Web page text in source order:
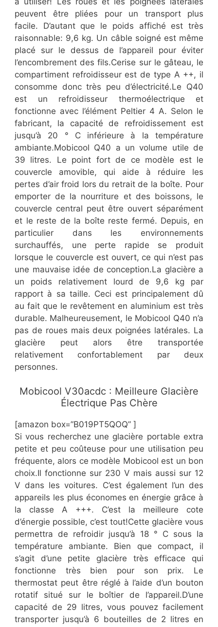
peuvent être pliées pour un transport plus
facile. D’autant que le poids affiché est très
raisonnable: 9,6 kg. Un câble soigné est même
placé sur le dessus de l’appareil pour éviter
l’encombrement des fils.Cerise sur le gâteau, le
compartiment refroidisseur est de type A ++, il
consomme donc très peu d’électricité.Le Q40
est un refroidisseur thermoélectrique et
fonctionne avec l’élément Peltier 4 A. Selon le
fabricant, la capacité de refroidissement est
jusqu’à 20 ° C inférieure à la température
ambiante.Mobicool Q40 a un volume utile de
39 litres. Le point fort de ce modèle est le
couvercle amovible, qui aide à réduire les
pertes d’air froid lors du retrait de la boîte. Pour
emporter de la nourriture et des boissons, le
couvercle central peut être ouvert séparément
et le reste de la boîte reste fermé. Depuis, en
particulier dans les environnements
surchauffés, une perte rapide se produit
lorsque le couvercle est ouvert, ce qui n’est pas
une mauvaise idée de conception.La glacière a
un poids relativement lourd de 9,6 kg par
rapport à sa taille. Ceci est principalement dû
au fait que le revêtement en aluminium est très
durable. Malheureusement, le Mobicool Q40 n’a
pas de roues mais deux poignées latérales. La
glacière peut alors être transportée
relativement confortablement par deux
personnes.
​Mobicool V30acdc : Meilleure Glacière
Électrique Pas Chère
[amazon box=”​​B019PT5QOQ” ]
​Si vous recherchez une glacière portable extra
petite et peu coûteuse pour une utilisation peu
fréquente, alors ce modèle Mobicool est un bon
choix.Il fonctionne sur 230 V mais aussi sur 12
V dans les voitures. C’est également l’un des
appareils les plus économes en énergie grâce à
la classe A +++. C’est la meilleure cote
d’énergie possible, c’est tout!Cette glacière vous
permettra de refroidir jusqu’à 18 ° C sous la
température ambiante. Bien que compact, il
s’agit d’une petite glacière très efficace qui
fonctionne très bien pour son prix. Le
thermostat peut être réglé à l’aide d’un bouton
rotatif situé sur le boîtier de l’appareil.D’une
capacité de 29 litres, vous pouvez facilement
transporter jusqu’à 6 bouteilles de 2 litres en